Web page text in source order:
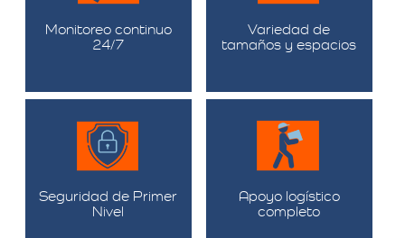
Monitoreo continuo
24/7
Variedad de
tamaños y espacios
Seguridad de Primer
Nivel
Apoyo logístico
completo